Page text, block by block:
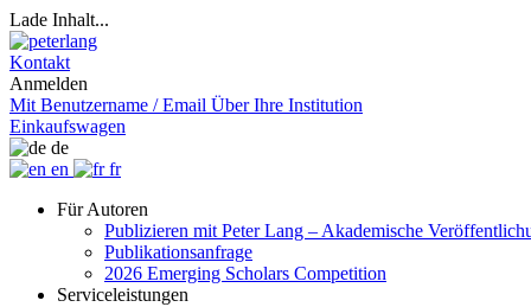
Lade Inhalt...
Kontakt
Anmelden
Mit Benutzername / Email Über Ihre Institution
Einkaufswagen
de
en
fr
Für Autoren
Publizieren mit Peter Lang – Akademische
Publikationsanfrage
2026 Emerging Scholars Competition
Serviceleistungen